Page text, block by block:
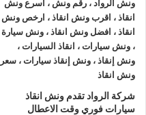
خلال 10 دقائق بحد اقصي.
يمكنك الاتصال بنا أو
بريد إلكتروني إلى أحد
انقاذ اليك في أي وقت.
اجزاء سياراتك.
شركة الرواد تقدم ونش انقاذ
سيارات فوري وقت الاعطال